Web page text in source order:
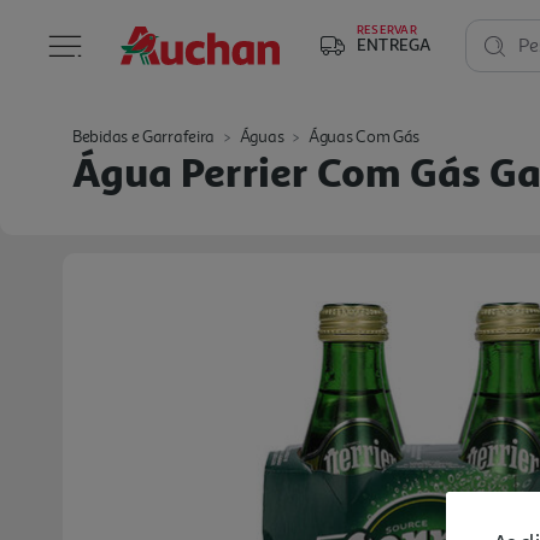
RESERVAR
ENTREGA
Bebidas e Garrafeira Águas Águas Com Gás
Água Perrier Com Gás